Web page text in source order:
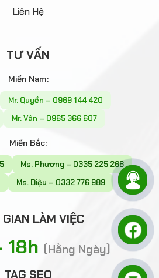
Liên Hệ
TƯ VẤN
Miền Nam:
Mr. Quyền – 0969 144 420
Mr. Vân – 0965 366 607
Miền Bắc:
Ms. Phương – 0335 225 268
Ms. Diệu – 0332 776 989
LÀM VIỆC
18h (Hằng Ngày)
TAG SEO